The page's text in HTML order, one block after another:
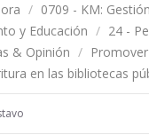
/ 0709 - KM:
y Educación / 24 -
& Opinión /
en las bibliotecas